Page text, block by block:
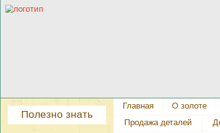
Главная
О золоте
Продажа деталей
Полезно знать